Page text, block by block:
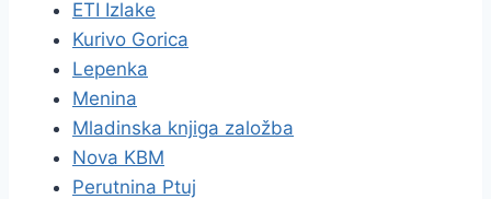
ETI Izlake
Kurivo Gorica
Lepenka
Menina
Mladinska knjiga založba
Nova KBM
Perutnina Ptuj